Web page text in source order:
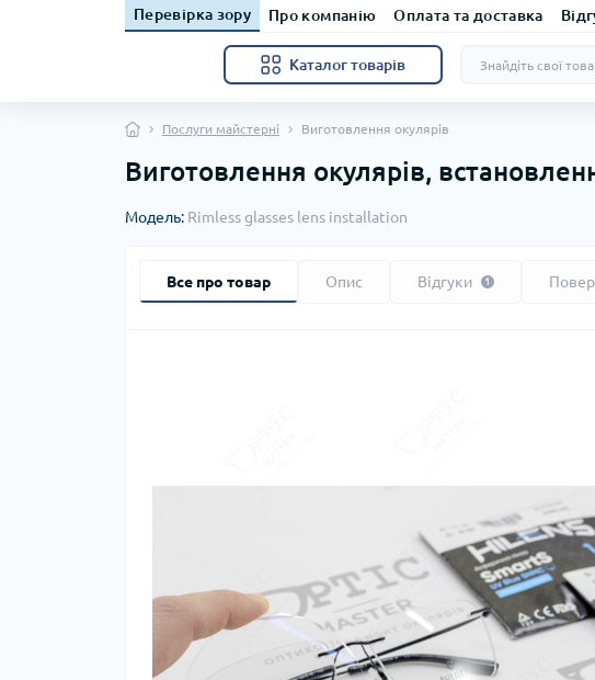
Перевірка зору Про компанію Оплата та доставка
Каталог товарів
Послуги майстерні Виготовлення окулярів
Виготовлення окулярів,
Модель: Rimless glasses lens installation
Все про товар Опис Відгуки 1